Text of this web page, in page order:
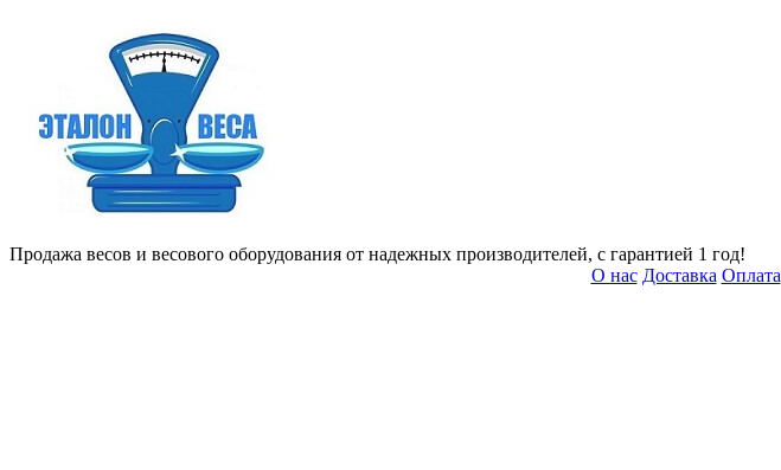
Продажа весов и весового оборудования от надежных производителей, с гарантией 1 год!
О нас Доставка Оплата